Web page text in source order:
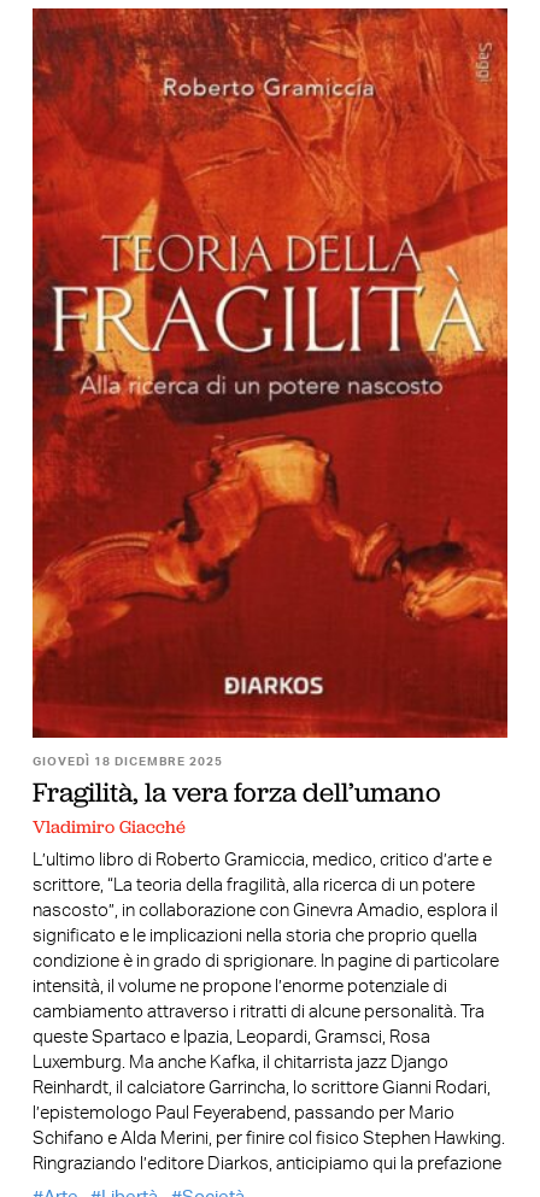
GIOVEDÌ 18 DICEMBRE 2025
Fragilità, la vera forza dell’umano
Vladimiro Giacché
L’ultimo libro di Roberto Gramiccia, medico, critico d’arte e
scrittore, “La teoria della fragilità, alla ricerca di un potere
nascosto”, in collaborazione con Ginevra Amadio, esplora il
significato e le implicazioni nella storia che proprio quella
condizione è in grado di sprigionare. In pagine di particolare
intensità, il volume ne propone l’enorme potenziale di
cambiamento attraverso i ritratti di alcune personalità. Tra
queste Spartaco e Ipazia, Leopardi, Gramsci, Rosa
Luxemburg. Ma anche Kafka, il chitarrista jazz Django
Reinhardt, il calciatore Garrincha, lo scrittore Gianni Rodari,
l’epistemologo Paul Feyerabend, passando per Mario
Schifano e Alda Merini, per finire col fisico Stephen Hawking.
Ringraziando l’editore Diarkos, anticipiamo qui la prefazione